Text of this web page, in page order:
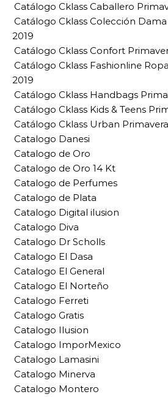
Catálogo Cklass Caballero
Catálogo Cklass Colección
2019
Catálogo Cklass Confort
Catálogo Cklass Fashionline
2019
Catálogo Cklass Handbags
Catálogo Cklass Kids & Teens
Catálogo Cklass Urban
Catalogo Danesi
Catalogo de Oro
Catalogo de Oro 14 Kt
Catalogo de Perfumes
Catalogo de Plata
Catalogo Digital ilusion
Catalogo Diva
Catalogo Dr Scholls
Catalogo El Dasa
Catalogo El General
Catalogo El Norteño
Catalogo Ferreti
Catalogo Gratis
Catalogo Ilusion
Catalogo ImporMexico
Catalogo Lamasini
Catalogo Minerva
Catalogo Montero